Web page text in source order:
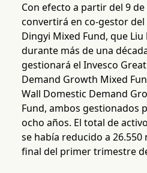
Con efecto a partir del 9
convertirá en co-gestor del
Dingyi Mixed Fund, que
durante más de una
gestionará el Invesco
Demand Growth Mixed
Wall Domestic Demand
Fund, ambos gestionados
ocho años. El total de
se había reducido a 26.550
final del primer trimestre